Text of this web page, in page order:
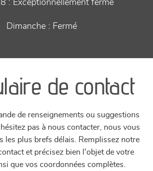
: Exceptionnellement fermé
Dimanche : Fermé
de contact
de renseignements ou suggestions
pas à nous contacter, nous vous
les plus brefs délais. Remplissez notre
et précisez bien l'objet de votre
que vos coordonnées complètes.